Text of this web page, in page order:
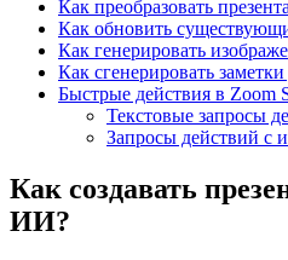
Как преобразовать
Как обновить
Как генерировать
Как сгенерировать
Быстрые действия в Zoom
Текстовые запросы
Запросы действий с
Как создавать
ИИ?